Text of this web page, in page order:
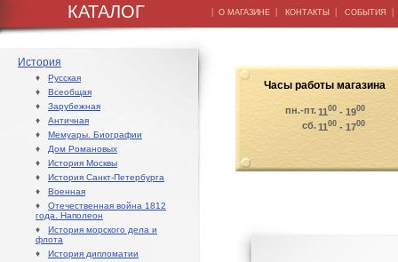
КАТАЛОГ | О МАГАЗИНЕ | КОНТАКТЫ | СОБЫТИЯ
История
♦ Русская
♦ Всеобщая
♦ Зарубежная
♦ Античная
♦ Мемуары. Биографии
♦ Дом Романовых
♦ История Москвы
♦ История Санкт-Петербурга
♦ Военная
♦ Отечественная война 1812
года. Наполеон
♦ История морского дела и
флота
♦ История дипломатии
Часы работы магазина
пн.-пт.1100 - 1900
сб.1100 - 1700